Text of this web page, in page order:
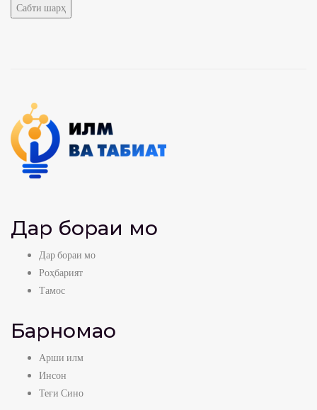
Дар бораи мо
Дар бораи мо
Роҳбарият
Тамос
Барномаҳо
Арши илм
Инсон
Теғи Сино